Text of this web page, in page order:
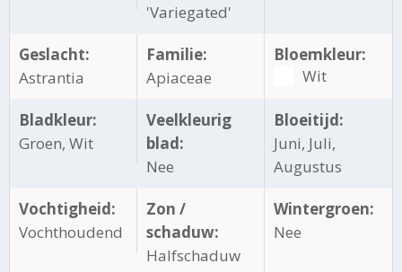
'Variegated'
Geslacht:
Astrantia
Familie:
Apiaceae
Bloemkleur:
Wit
Bladkleur:
Groen, Wit
Veelkleurig
blad:
Nee
Bloeitijd:
Juni, Juli,
Augustus
Vochtigheid:
Vochthoudend
Zon /
schaduw:
Halfschaduw
Wintergroen:
Nee